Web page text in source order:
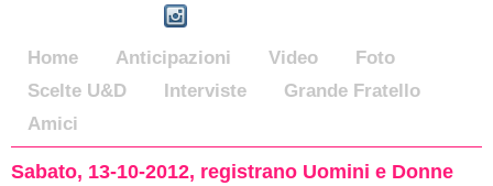
Home Anticipazioni Video
Foto
Scelte U&D
Interviste
Grande Fratello
Amici
Sabato, 13-10-2012, registrano Uomini e Donne